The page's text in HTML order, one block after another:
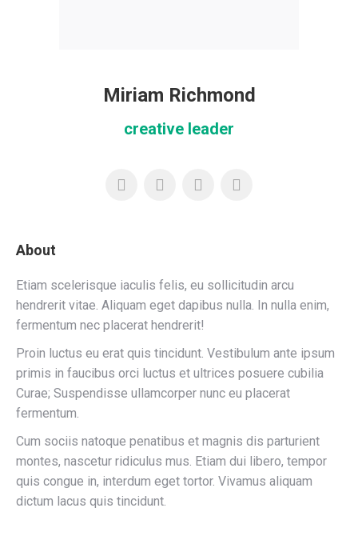
Miriam Richmond
creative leader
About
Etiam scelerisque iaculis felis, eu sollicitudin arcu
hendrerit vitae. Aliquam eget dapibus nulla. In nulla enim,
fermentum nec placerat hendrerit!
Proin luctus eu erat quis tincidunt. Vestibulum ante ipsum
primis in faucibus orci luctus et ultrices posuere cubilia
Curae; Suspendisse ullamcorper nunc eu placerat
fermentum.
Cum sociis natoque penatibus et magnis dis parturient
montes, nascetur ridiculus mus. Etiam dui libero, tempor
quis congue in, interdum eget tortor. Vivamus aliquam
dictum lacus quis tincidunt.